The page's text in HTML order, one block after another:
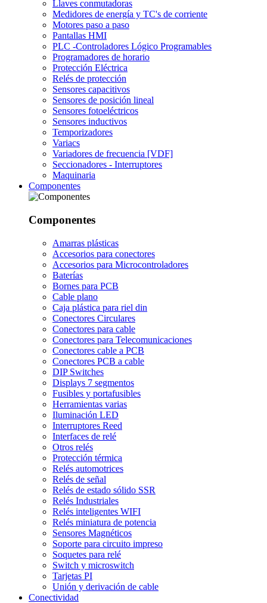
Llaves conmutadoras
Medidores de energía y TC's de corriente
Motores paso a paso
Pantallas HMI
PLC -Controladores Lógico Programables
Programadores de horario
Protección Eléctrica
Relés de protección
Sensores capacitivos
Sensores de posición lineal
Sensores fotoeléctricos
Sensores inductivos
Temporizadores
Variacs
Variadores de frecuencia [VDF]
Seccionadores - Interruptores
Maquinaria
Componentes
Componentes
Amarras plásticas
Accesorios para conectores
Accesorios para Microcontroladores
Baterías
Bornes para PCB
Cable plano
Caja plástica para riel din
Conectores Circulares
Conectores para cable
Conectores para Telecomunicaciones
Conectores cable a PCB
Conectores PCB a cable
DIP Switches
Displays 7 segmentos
Fusibles y portafusibles
Herramientas varias
Iluminación LED
Interruptores Reed
Interfaces de relé
Otros relés
Protección térmica
Relés automotrices
Relés de señal
Relés de estado sólido SSR
Relés Industriales
Relés inteligentes WIFI
Relés miniatura de potencia
Sensores Magnéticos
Soporte para circuito impreso
Soquetes para relé
Switch y microswitch
Tarjetas PI
Unión y derivación de cable
Conectividad